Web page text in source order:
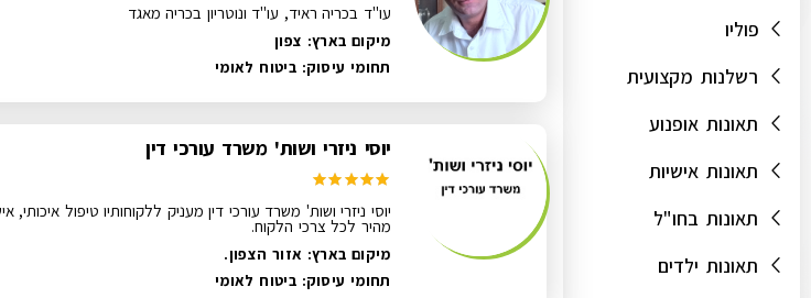
פוליו
רשלנות מקצועית
תאונות אופנוע
תאונות אישיות
תאונות בחו"ל
תאונות ילדים
עו"ד בכריה ראיד, עו"ד ונוטריון בכריה מאגד
מיקום בארץ: צפון
תחומי עיסוק:ביטוח לאומי
יוסי ניזרי ושות' משרד עורכי דין
יוסי ניזרי ושות' משרד עורכי דין מעניק ללקוחותיו טיפול
מהיר לכל צרכי הלקוח.
מיקום בארץ: אזור הצפון.
תחומי עיסוק:ביטוח לאומי